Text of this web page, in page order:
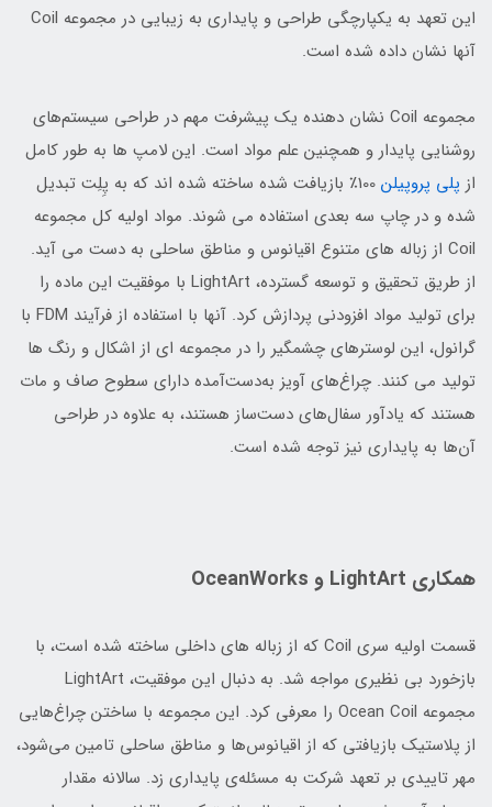
این تعهد به یکپارچگی طراحی و پایداری به زیبایی در مجموعه Coil
آنها نشان داده شده است.
مجموعه Coil نشان دهنده یک پیشرفت مهم در طراحی سیستم‌های
روشنایی پایدار و همچنین علم مواد است. این لامپ ها به طور کامل
از پلی پروپیلن
100٪ بازیافت شده ساخته شده اند که به پِلِت تبدیل
شده و در چاپ سه بعدی استفاده می شوند. مواد اولیه کل مجموعه
Coil از زباله های متنوع اقیانوس و مناطق ساحلی به دست می آید.
از طریق تحقیق و توسعه گسترده، LightArt با موفقیت این ماده را
برای تولید مواد افزودنی پردازش کرد. آنها با استفاده از فرآیند FDM با
گرانول، این لوسترهای چشمگیر را در مجموعه ای از اشکال و رنگ ها
تولید می کنند. چراغ‌های آویز به‌دست‌آمده دارای سطوح صاف و مات
هستند که یادآور سفال‌های دست‌ساز هستند، به علاوه در طراحی
آن‌ها به پایداری نیز توجه شده است.
همکاری LightArt و OceanWorks
قسمت اولیه سری Coil که از زباله های داخلی ساخته شده است، با
بازخورد بی نظیری مواجه شد. به دنبال این موفقیت، LightArt
مجموعه Ocean Coil را معرفی کرد. این مجموعه با ساختن چراغ‌هایی
از پلاستیک بازیافتی که از اقیانوس‌ها و مناطق ساحلی تامین می‌شود،
مهر تاییدی بر تعهد شرکت به مسئله‌ی پایداری زد. سالانه مقدار